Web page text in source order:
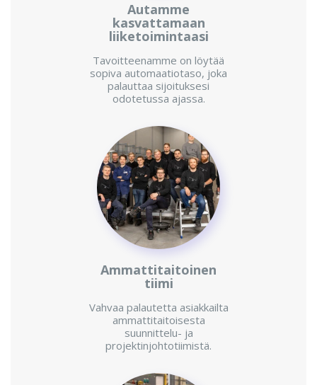
Autamme
kasvattamaan
liiketoimintaasi
Tavoitteenamme on löytää
sopiva automaatiotaso, joka
palauttaa sijoituksesi
odotetussa ajassa.
Ammattitaitoinen
tiimi
Vahvaa palautetta asiakkailta
ammattitaitoisesta
suunnittelu- ja
projektinjohtotiimistä.